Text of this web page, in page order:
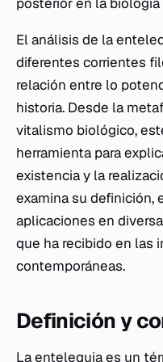
El análisis de la
diferentes corrientes
relación entre lo
historia. Desde la
vitalismo biológico,
herramienta para
existencia y la
examina su definición,
aplicaciones en
que ha recibido en las
contemporáneas.
Definición y
La entelequia es un